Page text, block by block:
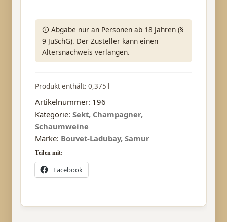
Brut
0.375
Fl.
Menge
🛈 Abgabe nur an Personen ab 18 Jahren (§
9 JuSchG). Der Zusteller kann einen
Altersnachweis verlangen.
Produkt enthält: 0,375 l
Artikelnummer: 196
Kategorie:Sekt, Champagner,
Schaumweine
Marke: Bouvet-Ladubay, Samur
Teilen mit:
Facebook